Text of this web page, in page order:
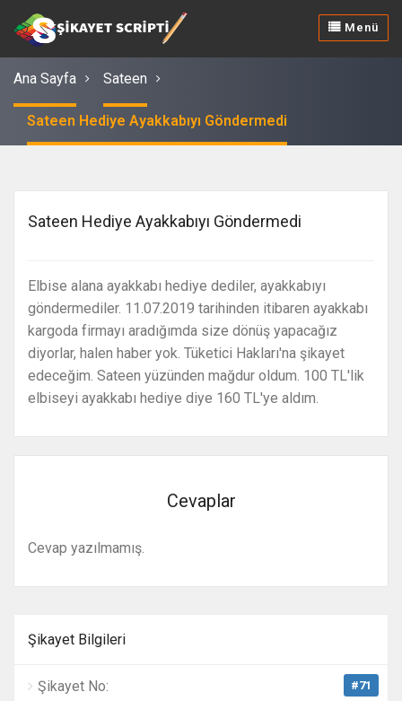
Menü
Ana Sayfa Sateen
Sateen Hediye Ayakkabıyı Göndermedi
Sateen Hediye Ayakkabıyı Göndermedi
Elbise alana ayakkabı hediye dediler, ayakkabıyı
göndermediler. 11.07.2019 tarihinden itibaren ayakkabı
kargoda firmayı aradığımda size dönüş yapacağız
diyorlar, halen haber yok. Tüketici Hakları'na şikayet
edeceğim. Sateen yüzünden mağdur oldum. 100 TL'lik
elbiseyi ayakkabı hediye diye 160 TL'ye aldım.
Cevaplar
Cevap yazılmamış.
Şikayet Bilgileri
Şikayet No: #71